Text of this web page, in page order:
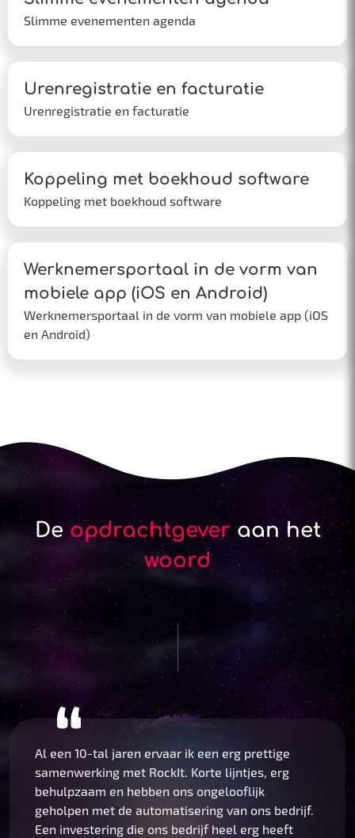
Slimme evenementen agenda
Urenregistratie en facturatie
Urenregistratie en facturatie
Koppeling met boekhoud software
Koppeling met boekhoud software
Werknemersportaal in de vorm van
mobiele app (iOS en Android)
Werknemersportaal in de vorm van mobiele app (iOS
en Android)
De opdrachtgeveraan het
woord
Al een 10-tal jaren ervaar ik een erg prettige
samenwerking met RockIt. Korte lijntjes, erg
behulpzaam en hebben ons ongelooflijk
geholpen met de automatisering van ons bedrijf.
Een investering die ons bedrijf heel erg heeft